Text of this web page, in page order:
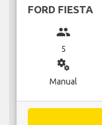
FORD FIESTA
group
5
miscellaneous_services
Manual